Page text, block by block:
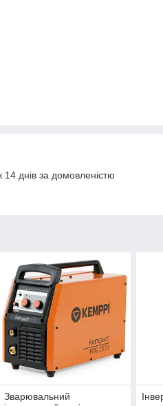
днів за домовленістю
Зварювальний